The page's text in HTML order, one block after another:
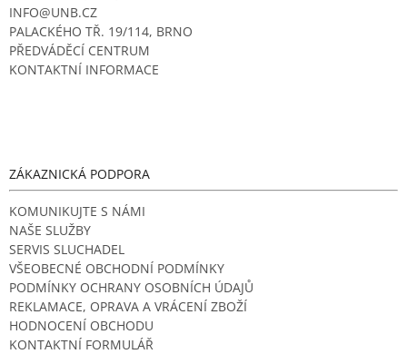
INFO@UNB.CZ
PALACKÉHO TŘ. 19/114, BRNO
PŘEDVÁDĚCÍ CENTRUM
KONTAKTNÍ INFORMACE
ZÁKAZNICKÁ PODPORA
KOMUNIKUJTE S NÁMI
NAŠE SLUŽBY
SERVIS SLUCHADEL
VŠEOBECNÉ OBCHODNÍ PODMÍNKY
PODMÍNKY OCHRANY OSOBNÍCH ÚDAJŮ
REKLAMACE, OPRAVA A VRÁCENÍ ZBOŽÍ
HODNOCENÍ OBCHODU
KONTAKTNÍ FORMULÁŘ